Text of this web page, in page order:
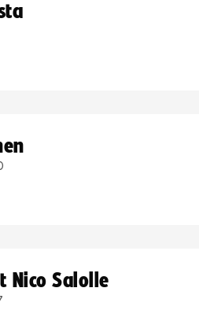
Nico Salolle